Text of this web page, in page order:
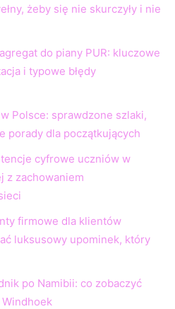
żeby się nie skurczyły i nie
do piany PUR: kluczowe
i typowe błędy
Polsce: sprawdzone szlaki,
porady dla początkujących
cyfrowe uczniów w
z zachowaniem
firmowe dla klientów
luksusowy upominek, który
po Namibii: co zobaczyć